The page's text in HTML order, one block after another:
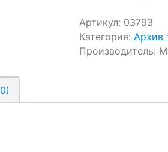
Артикул: 03793
Категория: Архив
Производитель: